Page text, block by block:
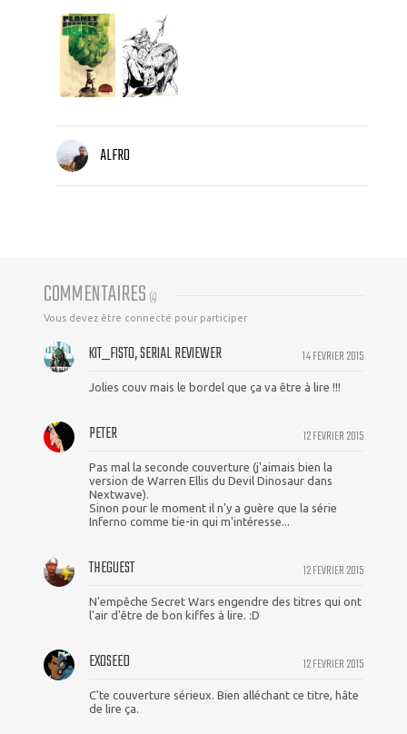
ALFRO
COMMENTAIRES (4)
Vous devez être connecté pour participer
14 FEVRIER 2015
KIT_FISTO, SERIAL REVIEWER
Jolies couv mais le bordel que ça va être à lire !!!
12 FEVRIER 2015
PETER
Pas mal la seconde couverture (j'aimais bien la
version de Warren Ellis du Devil Dinosaur dans
Nextwave).
Sinon pour le moment il n'y a guère que la série
Inferno comme tie-in qui m'intéresse...
12 FEVRIER 2015
THEGUEST
N'empêche Secret Wars engendre des titres qui ont
l'air d'être de bon kiffes à lire. :D
12 FEVRIER 2015
EXOSEED
C'te couverture sérieux. Bien alléchant ce titre, hâte
de lire ça.